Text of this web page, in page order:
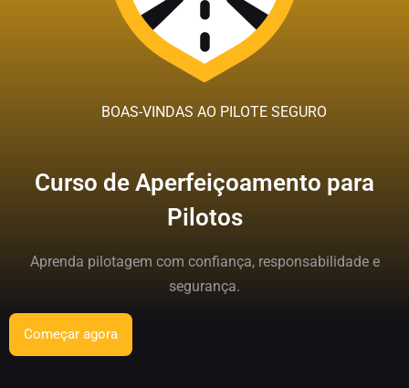
BOAS-VINDAS AO PILOTE SEGURO
Curso de Aperfeiçoamento para
Pilotos
Aprenda pilotagem com confiança, responsabilidade e
segurança.
Começar agora